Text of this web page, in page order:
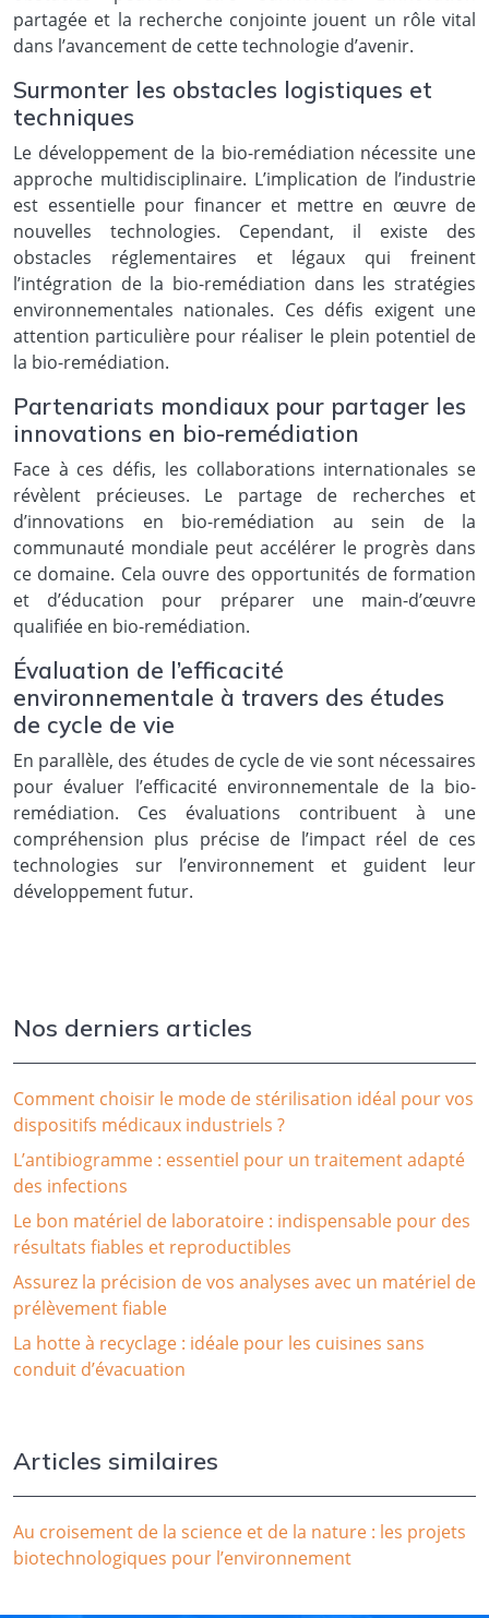
partagée et la recherche conjointe jouent un rôle vital
dans l’avancement de cette technologie d’avenir.
Surmonter les obstacles logistiques et
techniques
Le développement de la bio-remédiation nécessite une
approche multidisciplinaire. L’implication de l’industrie
est essentielle pour financer et mettre en œuvre de
nouvelles technologies. Cependant, il existe des
obstacles réglementaires et légaux qui freinent
l’intégration de la bio-remédiation dans les stratégies
environnementales nationales. Ces défis exigent une
attention particulière pour réaliser le plein potentiel de
la bio-remédiation.
Partenariats mondiaux pour partager les
innovations en bio-remédiation
Face à ces défis, les collaborations internationales se
révèlent précieuses. Le partage de recherches et
d’innovations en bio-remédiation au sein de la
communauté mondiale peut accélérer le progrès dans
ce domaine. Cela ouvre des opportunités de formation
et d’éducation pour préparer une main-d’œuvre
qualifiée en bio-remédiation.
Évaluation de l’efficacité
environnementale à travers des études
de cycle de vie
En parallèle, des études de cycle de vie sont nécessaires
pour évaluer l’efficacité environnementale de la bio-
remédiation. Ces évaluations contribuent à une
compréhension plus précise de l’impact réel de ces
technologies sur l’environnement et guident leur
développement futur.
Nos derniers articles
Comment choisir le mode de stérilisation idéal pour vos
dispositifs médicaux industriels ?
L’antibiogramme : essentiel pour un traitement adapté
des infections
Le bon matériel de laboratoire : indispensable pour des
résultats fiables et reproductibles
Assurez la précision de vos analyses avec un matériel de
prélèvement fiable
La hotte à recyclage : idéale pour les cuisines sans
conduit d’évacuation
Articles similaires
Au croisement de la science et de la nature : les projets
biotechnologiques pour l’environnement